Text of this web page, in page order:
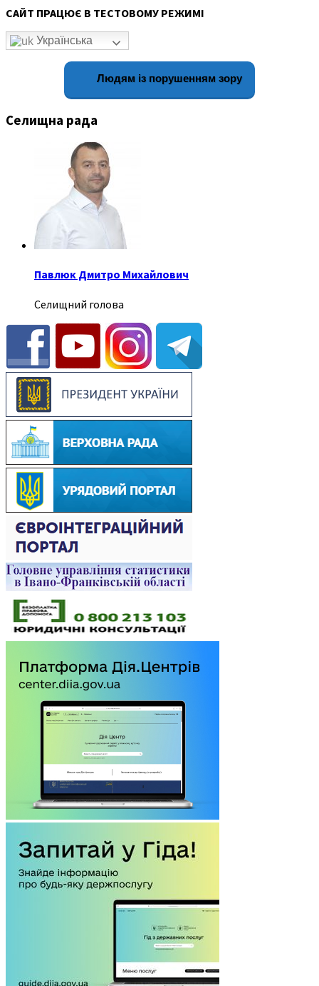
САЙТ ПРАЦЮЄ В ТЕСТОВОМУ РЕЖИМІ
Українська
Людям із порушенням зору
Селищна рада
Павлюк Дмитро Михайлович
Селищний голова